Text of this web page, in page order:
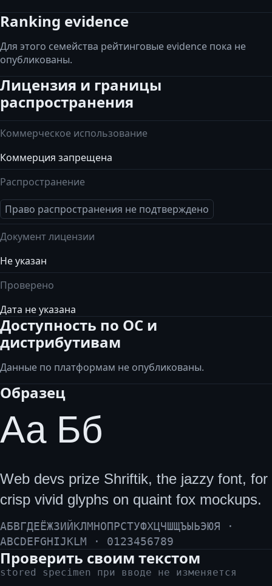
Ranking evidence
Для этого семейства рейтинговые evidence пока не
опубликованы.
Лицензия и границы
распространения
Коммерческое использование
Коммерция запрещена
Распространение
Право распространения не подтверждено
Документ лицензии
Не указан
Проверено
Дата не указана
Доступность по ОС и
дистрибутивам
Данные по платформам не опубликованы.
Образец
Аа Бб
Web devs prize Shriftik, the jazzy font, for
crisp vivid glyphs on quaint fox mockups.
АБВГДЕЁЖЗИЙКЛМНОПРСТУФХЦЧШЩЪЫЬЭЮЯ ·
ABCDEFGHIJKLM · 0123456789
Проверить своим текстом
stored specimen при вводе не изменяется